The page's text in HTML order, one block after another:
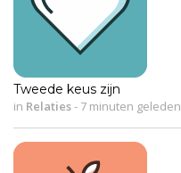
Tweede keus zijn
in Relaties- 7 minuten geleden